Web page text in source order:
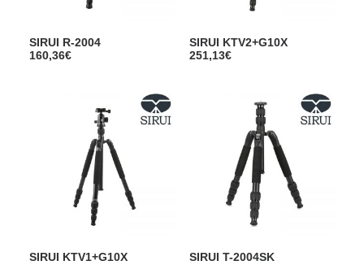
SIRUI R-2004
160,36€
SIRUI KTV2+G10X
251,13€
SIRUI KTV1+G10X
SIRUI T-2004SK